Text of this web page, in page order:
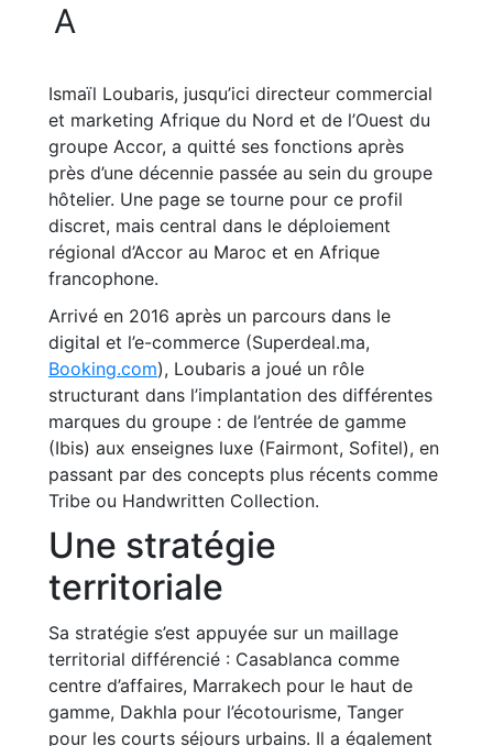
A
Ismaïl Loubaris, jusqu’ici directeur commercial
et marketing Afrique du Nord et de l’Ouest du
groupe Accor, a quitté ses fonctions après
près d’une décennie passée au sein du groupe
hôtelier. Une page se tourne pour ce profil
discret, mais central dans le déploiement
régional d’Accor au Maroc et en Afrique
francophone.
Arrivé en 2016 après un parcours dans le
digital et l’e-commerce (Superdeal.ma,
Booking.com), Loubaris a joué un rôle
structurant dans l’implantation des différentes
marques du groupe : de l’entrée de gamme
(Ibis) aux enseignes luxe (Fairmont, Sofitel), en
passant par des concepts plus récents comme
Tribe ou Handwritten Collection.
Une stratégie
territoriale
Sa stratégie s’est appuyée sur un maillage
territorial différencié : Casablanca comme
centre d’affaires, Marrakech pour le haut de
gamme, Dakhla pour l’écotourisme, Tanger
pour les courts séjours urbains. Il a également